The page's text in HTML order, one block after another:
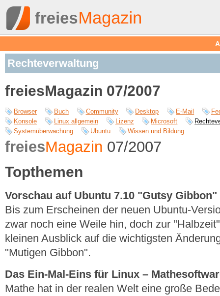
Rechteverwaltung
freiesMagazin 07/2007
Browser Buch Community Desktop E-Mail
Konsole
Linux allgemein Lizenz Microsoft
Systemüberwachung
Ubuntu Wissen und Bildung
freiesMagazin 07/2007
Topthemen
Vorschau auf Ubuntu 7.10 "Gutsy Gibbon"
Bis zum Erscheinen der neuen Ubuntu-
zwar noch eine Weile hin, doch zur
kleinen Ausblick auf die wichtigsten
"Mutigen Gibbon".
Das Ein-Mal-Eins für Linux –
Mathe hat in der realen Welt eine große